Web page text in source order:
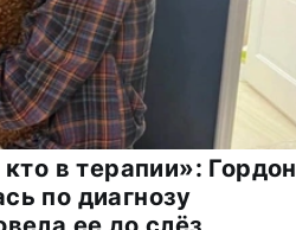
в терапии»: Гордон
по диагнозу